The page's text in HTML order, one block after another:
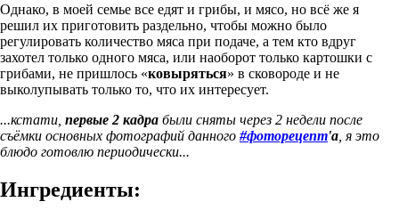
Однако, в моей семье все едят и грибы, и мясо, но всё же я
решил их приготовить раздельно, чтобы можно было
регулировать количество мяса при подаче, а тем кто вдруг
захотел только одного мяса, или наоборот только картошки с
грибами, не пришлось «ковыряться» в сковороде и не
выколупывать только то, что их интересует.
...кстати, первые 2 кадра были сняты через 2 недели после
съёмки основных фотографий данного #фоторецепт'а , я это
блюдо готовлю периодически...
Ингредиенты: